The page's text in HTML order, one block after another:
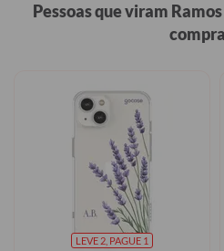
Pessoas que viram
LEVE 2, PAGUE 1